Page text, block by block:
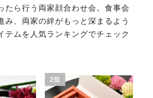
たら行う両家顔合わせ会。食事会
み、両家の絆がもっと深まるよう
テムを人気ランキングでチェック